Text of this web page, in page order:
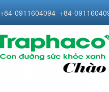
+84-0911604094 +84-